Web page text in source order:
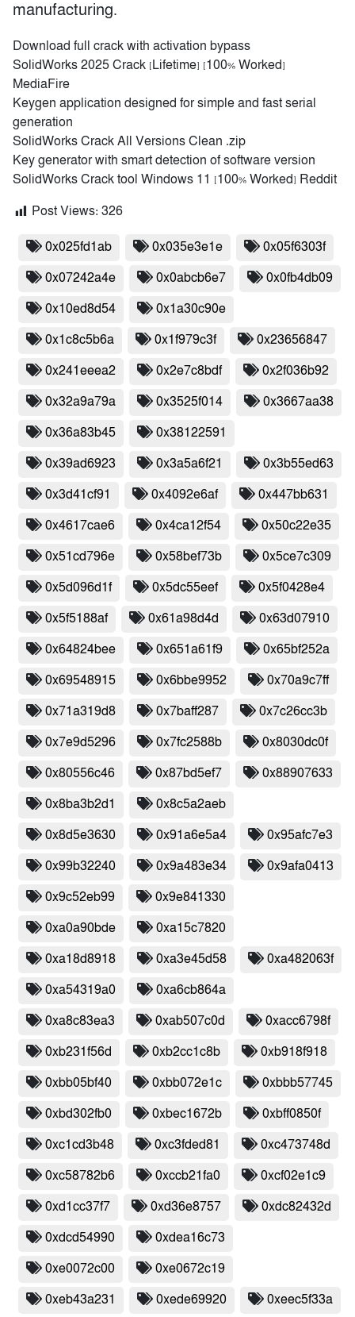
manufacturing.
Download full crack with activation bypass
SolidWorks 2025 Crack [Lifetime] [100% Worked]
MediaFire
Keygen application designed for simple and fast serial
generation
SolidWorks Crack All Versions Clean .zip
Key generator with smart detection of software version
SolidWorks Crack tool Windows 11 [100% Worked] Reddit
Post Views: 326
0x025fd1ab 0x035e3e1e 0x05f6303f
0x07242a4e 0x0abcb6e7 0x0fb4db09
0x10ed8d54 0x1a30c90e
0x1c8c5b6a 0x1f979c3f 0x23656847
0x241eeea2 0x2e7c8bdf 0x2f036b92
0x32a9a79a 0x3525f014 0x3667aa38
0x36a83b45 0x38122591
0x39ad6923 0x3a5a6f21 0x3b55ed63
0x3d41cf91 0x4092e6af 0x447bb631
0x4617cae6 0x4ca12f54 0x50c22e35
0x51cd796e 0x58bef73b 0x5ce7c309
0x5d096d1f 0x5dc55eef 0x5f0428e4
0x5f5188af 0x61a98d4d 0x63d07910
0x64824bee 0x651a61f9 0x65bf252a
0x69548915 0x6bbe9952 0x70a9c7ff
0x71a319d8 0x7baff287 0x7c26cc3b
0x7e9d5296 0x7fc2588b 0x8030dc0f
0x80556c46 0x87bd5ef7 0x88907633
0x8ba3b2d1 0x8c5a2aeb
0x8d5e3630 0x91a6e5a4 0x95afc7e3
0x99b32240 0x9a483e34 0x9afa0413
0x9c52eb99 0x9e841330
0xa0a90bde 0xa15c7820
0xa18d8918 0xa3e45d58 0xa482063f
0xa54319a0 0xa6cb864a
0xa8c83ea3 0xab507c0d 0xacc6798f
0xb231f56d 0xb2cc1c8b 0xb918f918
0xbb05bf40 0xbb072e1c 0xbbb57745
0xbd302fb0 0xbec1672b 0xbff0850f
0xc1cd3b48 0xc3fded81 0xc473748d
0xc58782b6 0xccb21fa0 0xcf02e1c9
0xd1cc37f7 0xd36e8757 0xdc82432d
0xdcd54990 0xdea16c73
0xe0072c00 0xe0672c19
0xeb43a231 0xede69920 0xeec5f33a